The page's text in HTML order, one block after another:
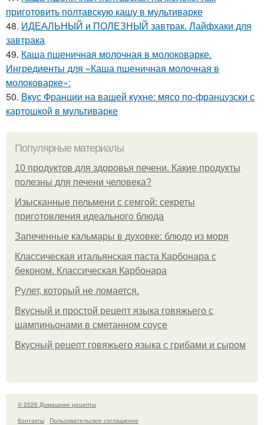
приготовить полтавскую кашу в мультиварке
48. ИДЕАЛЬНЫЙ и ПОЛЕЗНЫЙ завтрак. Лайфхаки для
завтрака
49. Каша пшеничная молочная в молоковарке.
Ингредиенты для «Каша пшеничная молочная в
молоковарке»:
50. Вкус Франции на вашей кухне: мясо по-французски с
картошкой в мультиварке
Популярные материалы
10 продуктов для здоровья печени. Какие продукты
полезны для печени человека?
Изысканные пельмени с семгой: секреты
приготовления идеального блюда
Запеченные кальмары в духовке: блюдо из моря
Классическая итальянская паста Карбонара с
беконом. Классическая Карбонара
Рулет, который не ломается.
Вкусный и простой рецепт языка говяжьего с
шампиньонами в сметанном соусе
Вкусный рецепт говяжьего языка с грибами и сыром
© 2026 Домашние рецепты
Контакты
Пользовательское соглашение